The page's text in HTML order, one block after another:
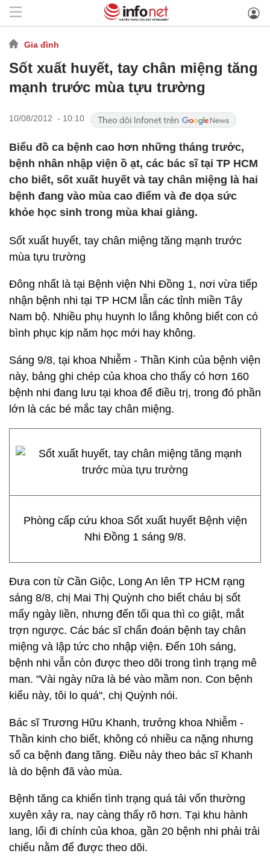
Gia đình
Sốt xuất huyết, tay chân miệng tăng
mạnh trước mùa tựu trường
10/08/2012 - 10:10
Biểu đồ ca bệnh cao hơn những tháng trước,
bệnh nhân nhập viện ồ ạt, các bác sĩ tại TP HCM
cho biết, sốt xuất huyết và tay chân miệng là hai
bệnh đang vào mùa cao điểm và đe dọa sức
khỏe học sinh trong mùa khai giảng.
Sốt xuất huyết, tay chân miệng tăng mạnh trước
mùa tựu trường
Đông nhất là tại Bệnh viện Nhi Đồng 1, nơi vừa tiếp
nhận bệnh nhi tại TP HCM lẫn các tỉnh miền Tây
Nam bộ. Nhiều phụ huynh lo lắng không biết con có
bình phục kịp năm học mới hay không.
Sáng 9/8, tại khoa Nhiễm - Thần Kinh của bệnh viện
này, bảng ghi chép của khoa cho thấy có hơn 160
bệnh nhi đang lưu tại khoa để điều trị, trong đó phần
lớn là các bé mắc tay chân miệng.
Phòng cấp cứu khoa Sốt xuất huyết Bệnh viện
Nhi Đồng 1 sáng 9/8.
Đưa con từ Cần Giộc, Long An lên TP HCM rạng
sáng 8/8, chị Mai Thị Quỳnh cho biết cháu bị sốt
mấy ngày liền, nhưng đến tối qua thì co giật, mắt
trợn ngược. Các bác sĩ chẩn đoán bệnh tay chân
miệng và lập tức cho nhập viện. Đến 10h sáng,
bệnh nhi vẫn còn được theo dõi trong tình trạng mê
man. "Vài ngày nữa là bé vào mầm non. Con bệnh
kiểu này, tôi lo quá", chị Quỳnh nói.
Bác sĩ Trương Hữu Khanh, trưởng khoa Nhiễm -
Thần kinh cho biết, không có nhiều ca nặng nhưng
số ca bệnh đang tăng. Điều này theo bác sĩ Khanh
là do bệnh đã vào mùa.
Bệnh tăng ca khiến tình trạng quá tải vốn thường
xuyên xảy ra, nay càng thấy rõ hơn. Tại khu hành
lang, lối đi chính của khoa, gần 20 bệnh nhi phải trải
chiếu nằm để được theo dõi.